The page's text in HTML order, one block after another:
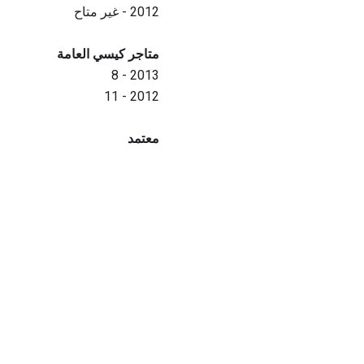
2012 - غير متاح
متاجر كيسي العامة
2013 - 8
2012 - 11
معتمد